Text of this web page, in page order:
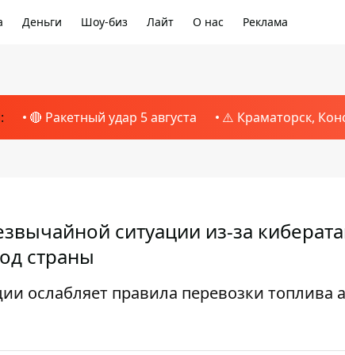
Деньги Шоу-биз Лайт О нас Реклама
🔴 Ракетный удар 5 августа ⚠️ Краматорск,
ситуации из-за
страны
ослабляет правила перевозки